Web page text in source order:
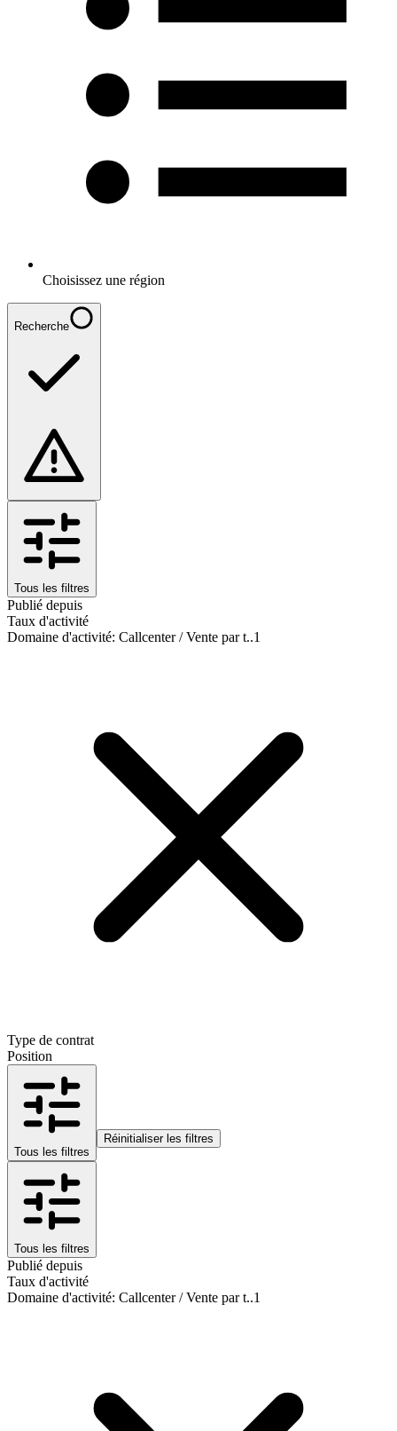
Choisissez une région
Recherche
Tous les filtres
Publié depuis
Taux d'activité
Domaine d'activité: Callcenter / Vente par t..1
Type de contrat
Position
Tous les filtres
Réinitialiser les filtres
Tous les filtres
Publié depuis
Taux d'activité
Domaine d'activité: Callcenter / Vente par t..1